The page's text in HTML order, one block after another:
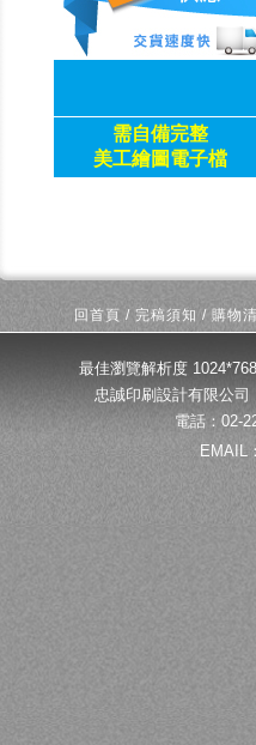
需自備完整
美工繪圖電子檔
回首頁 /完稿須知 /購物
最佳瀏覽解析度
忠誠印刷設計有限公
電話：02-
EMAIL